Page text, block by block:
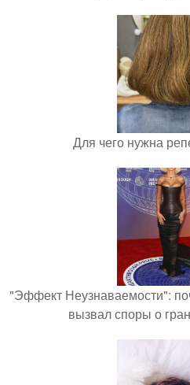
Для чего нужна
"Эффект Неузнаваемости":
вызвал споры о